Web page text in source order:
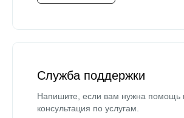
Служба поддержки
Напишите, если вам нужна помощь
консультация по услугам.